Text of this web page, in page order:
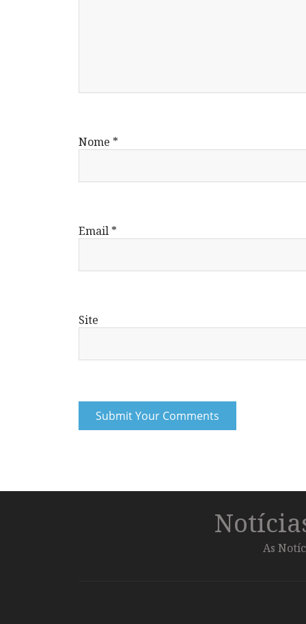
Nome *
Email *
Site
As